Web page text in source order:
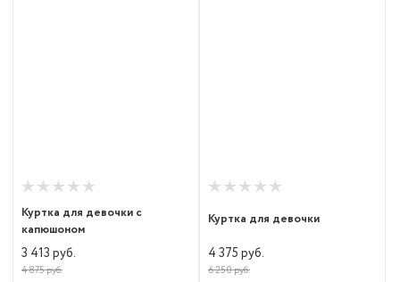
Куртка для девочки с
капюшоном
3 413 руб.
4 875 руб.
Куртка для девочки
4 375 руб.
6 250 руб.